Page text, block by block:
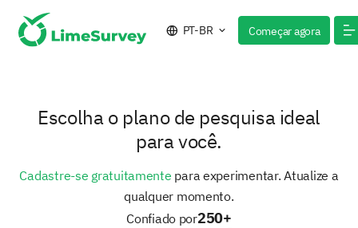
PT-BR Começar agora
Escolha o plano de pesquisa ideal
para você.
Cadastre-se gratuitamente para experimentar. Atualize a
qualquer momento.
Confiado por250+